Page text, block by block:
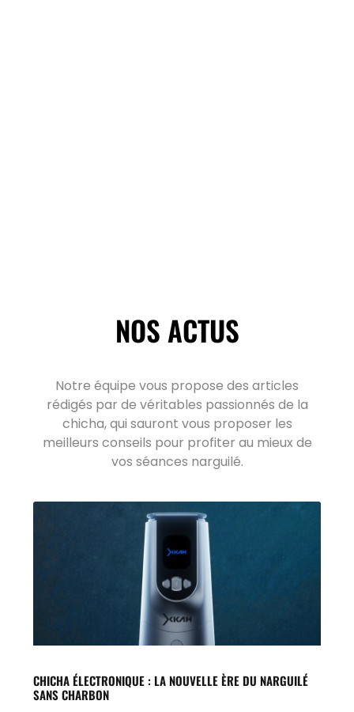
NOS ACTUS
Notre équipe vous propose des articles
rédigés par de véritables passionnés de la
chicha, qui sauront vous proposer les
meilleurs conseils pour profiter au mieux de
vos séances narguilé.
CHICHA ÉLECTRONIQUE : LA NOUVELLE ÈRE DU NARGUILÉ
SANS CHARBON